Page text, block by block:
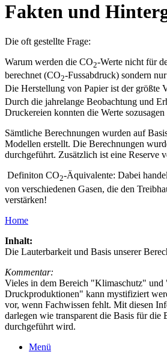
Fakten und
Die oft gestellte Frage:
Warum werden die CO2-Werte nicht für
berechnet (CO2-Fussabdruck) sondern
Die Herstellung von Papier ist der größte
Durch die jahrelange Beobachtung und
Druckereien konnten die Werte
Sämtliche Berechnungen wurden auf
Modellen erstellt. Die Berechnungen
durchgeführt. Zusätzlich ist eine Reserve
Definiton CO2-Äquivalente: Dabei
von verschiedenen Gasen, die den
verstärken!
Home
Inhalt:
Die Lauterbarkeit und Basis unserer
Kommentar:
Vieles in dem Bereich "Klimaschutz" und
Druckproduktionen" kann mystifiziert
vor, wenn Fachwissen fehlt. Mit diesen
darlegen wie transparent die Basis für die
durchgeführt wird.
Menü